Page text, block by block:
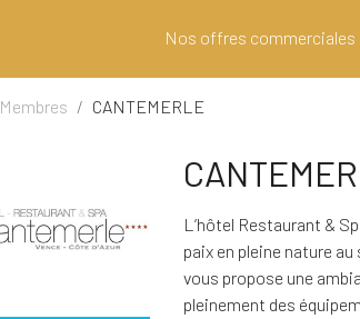
Nos offres commerciales
Membres CANTEMERLE
L’hôtel Restaurant &
paix en pleine nature au
vous propose une
pleinement des